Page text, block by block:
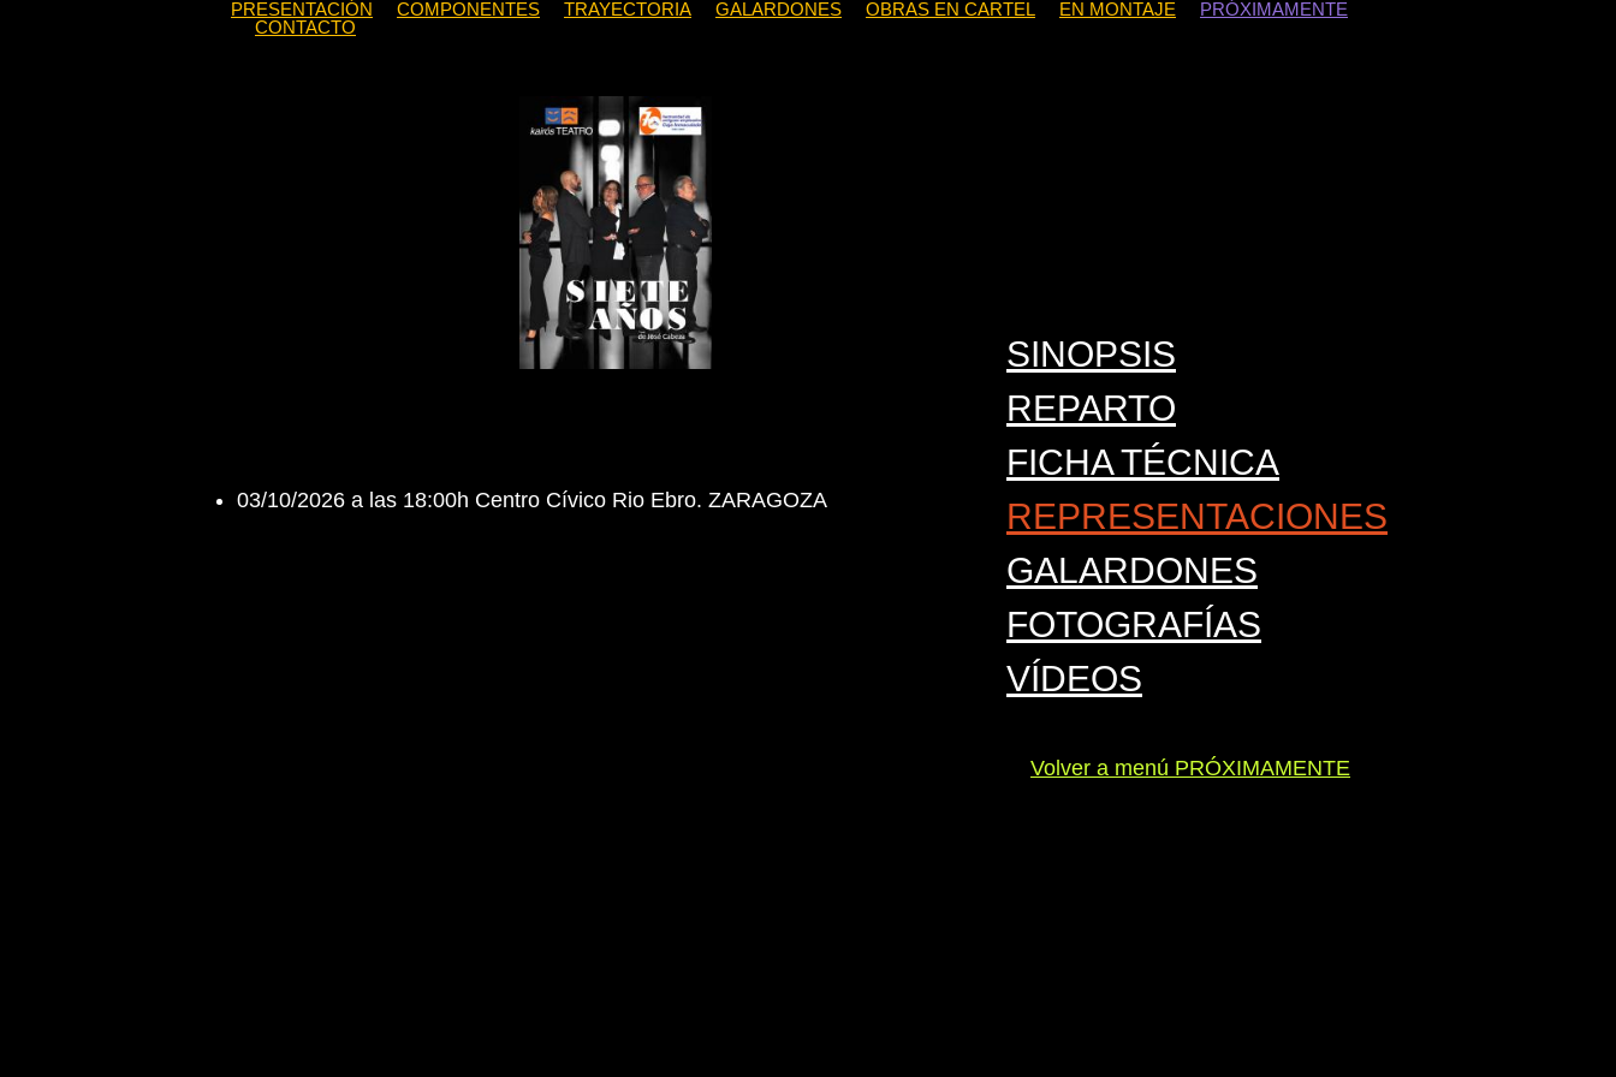
PRESENTACIÓN COMPONENTES TRAYECTORIA GALARDONES OBRAS EN CARTEL EN MONTAJE
PRÓXIMAMENTE
CONTACTO
03/10/2026 a las 18:00h Centro Cívico Rio Ebro. ZARAGOZA
SINOPSIS
REPARTO
FICHA TÉCNICA
REPRESENTACIONES
GALARDONES
FOTOGRAFÍAS
VÍDEOS
Volver a menú PRÓXIMAMENTE